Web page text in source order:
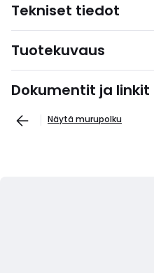
Tekniset tiedot
Tuotekuvaus
Dokumentit ja linkit
Näytä murupolku